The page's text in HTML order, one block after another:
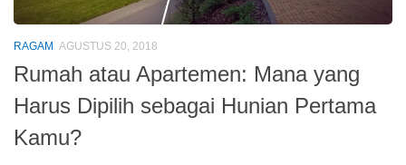
RAGAM AGUSTUS 20, 2018
Rumah atau Apartemen: Mana yang
Harus Dipilih sebagai Hunian Pertama
Kamu?